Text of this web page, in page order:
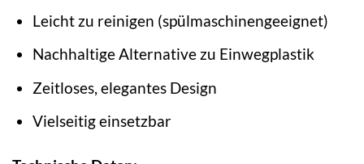
Leicht zu reinigen (spülmaschinengeeignet)
Nachhaltige Alternative zu Einwegplastik
Zeitloses, elegantes Design
Vielseitig einsetzbar